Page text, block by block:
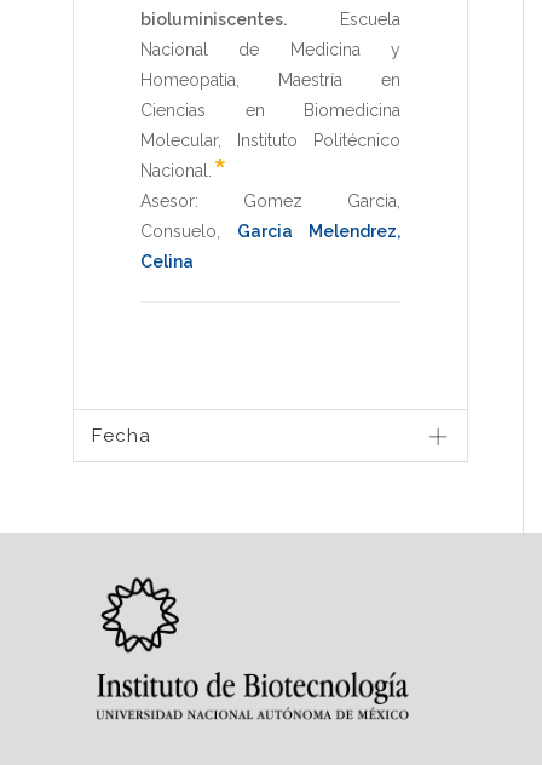
bioluminiscentes.
Escuela
Nacional de Medicina y
Homeopatia
Maestría en
Ciencias en Biomedicina
Molecular, Instituto Politécnico
Nacional *
Asesor: Gomez Garcia,
Consuelo
Garcia Melendrez,
Celina
Fecha